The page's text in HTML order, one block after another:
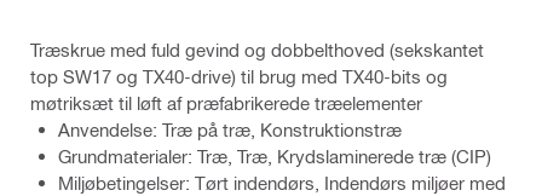
Træskrue med fuld gevind og dobbelthoved (sekskantet
top SW17 og TX40-drive) til brug med TX40-bits og
møtriksæt til løft af præfabrikerede træelementer
Anvendelse: Træ på træ, Konstruktionstræ
Grundmaterialer: Træ, Træ, Krydslaminerede træ (CIP)
Miljøbetingelser: Tørt indendørs, Indendørs miljøer med